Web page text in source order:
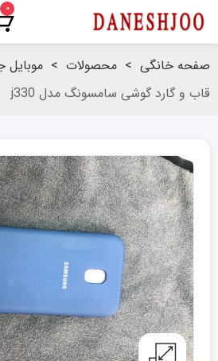
۰
صفحه خانگی > محصولات > موبایل
قاب و گارد گوشی سامسونگ مدل j330